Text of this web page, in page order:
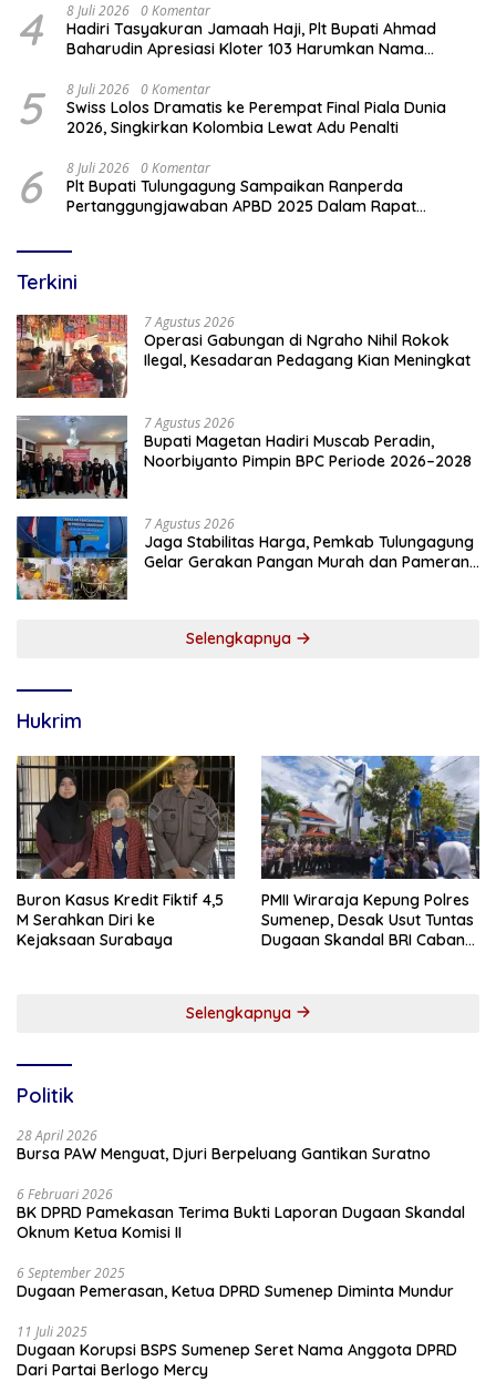
4 8 Juli 2026 0 Komentar
Hadiri Tasyakuran Jamaah Haji, Plt Bupati Ahmad
Baharudin Apresiasi Kloter 103 Harumkan Nama
5 8 Juli 2026 0 Komentar
Swiss Lolos Dramatis ke Perempat Final Piala Dunia
2026, Singkirkan Kolombia Lewat Adu Penalti
6 8 Juli 2026 0 Komentar
Plt Bupati Tulungagung Sampaikan Ranperda
Pertanggungjawaban APBD 2025 Dalam Rapat
Terkini
7 Agustus 2026
Operasi Gabungan di Ngraho Nihil Rokok
Ilegal, Kesadaran Pedagang Kian Meningkat
7 Agustus 2026
Bupati Magetan Hadiri Muscab Peradin,
Noorbiyanto Pimpin BPC Periode 2026–2028
7 Agustus 2026
Jaga Stabilitas Harga, Pemkab Tulungagung
Gelar Gerakan Pangan Murah dan Pameran
Selengkapnya
Hukrim
Buron Kasus Kredit Fiktif 4,5
M Serahkan Diri ke
Kejaksaan Surabaya
PMII Wiraraja Kepung Polres
Sumenep, Desak Usut Tuntas
Dugaan Skandal BRI Cabang
Selengkapnya
Politik
28 April 2026
Bursa PAW Menguat, Djuri Berpeluang Gantikan Suratno
6 Februari 2026
BK DPRD Pamekasan Terima Bukti Laporan Dugaan Skandal
Oknum Ketua Komisi II
6 September 2025
Dugaan Pemerasan, Ketua DPRD Sumenep Diminta Mundur
11 Juli 2025
Dugaan Korupsi BSPS Sumenep Seret Nama Anggota DPRD
Dari Partai Berlogo Mercy